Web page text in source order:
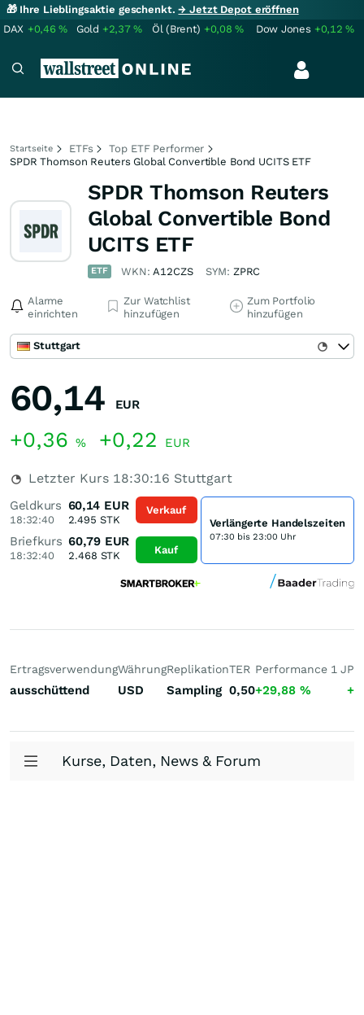
🎁 Ihre Lieblingsaktie geschenkt.→ Jetzt Depot eröffnen
DAX +0,46% Gold +2,37% Öl (Brent) +0,08% Dow Jones +0,12%
Startseite ETFs
Top ETF Performer
SPDR Thomson Reuters Global Convertible Bond UCITS ETF
SPDR Thomson Reuters
Global Convertible Bond
UCITS ETF
ETF WKN:A12CZS SYM: ZPRC
Alarme
einrichten
Zur Watchlist
hinzufügen
Zum Portfolio
hinzufügen
Stuttgart
60,14 EUR
+0,36 % +0,22 EUR
Letzter Kurs 18:30:16 Stuttgart
Geldkurs
18:32:40
60,14 EUR
2.495 STK
Briefkurs
18:32:40
60,79 EUR
2.468 STK
Verkauf
Kauf
Verlängerte Handelszeiten
07:30 bis 23:00 Uhr
Ertragsverwendung
ausschüttend
Währung
USD
Replikation
Sampling
TER
0,50
Performance 1 J
+29,88 %
Kurse, Daten, News & Forum